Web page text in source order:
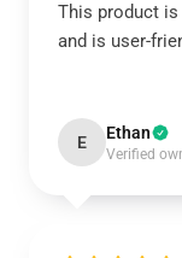
This product
and is user-
E Ethan
Verified